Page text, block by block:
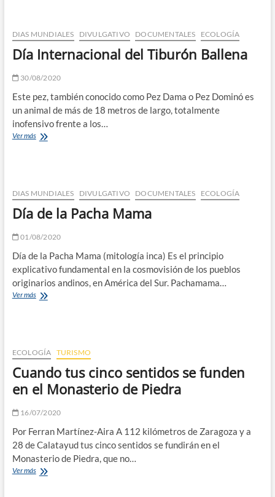
DIAS MUNDIALES
DIVULGATIVO DOCUMENTALES ECOLOGÍA
Día Internacional del Tiburón Ballena
30/08/2020
Este pez, también conocido como Pez Dama o Pez Dominó es
un animal de más de 18 metros de largo, totalmente
inofensivo frente a los…
Ver másDía
DIAS MUNDIALES
DIVULGATIVO DOCUMENTALES ECOLOGÍA
Día de la Pacha Mama
01/08/2020
Día de la Pacha Mama (mitología inca) Es el principio
explicativo fundamental en la cosmovisión de los pueblos
originarios andinos, en América del Sur. Pachamama…
Ver másDía
ECOLOGÍA TURISMO
Cuando tus cinco sentidos se funden
en el Monasterio de Piedra
16/07/2020
Por Ferran Martínez-Aira A 112 kilómetros de Zaragoza y a
28 de Calatayud tus cinco sentidos se fundirán en el
Monasterio de Piedra, que no…
Ver másCuando